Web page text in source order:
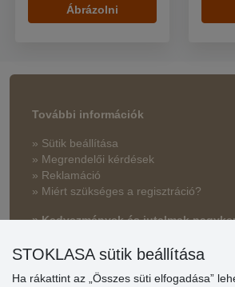
Ábrázolni
További információk
» Sütik beállítása
» Megrendelői kérdések
» Reklamáció
» Miért szükséges a regisztráció?
» Kedvezmények és jutalmak
STOKLASA sütik beállítása
Ha rákattint az „Összes süti elfogadása”